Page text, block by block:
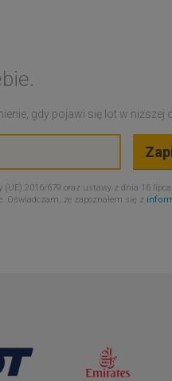
gdy pojawi się lot w niższej
2016/679 oraz ustawy z dnia 16
Oświadczam, że zapoznałem się z